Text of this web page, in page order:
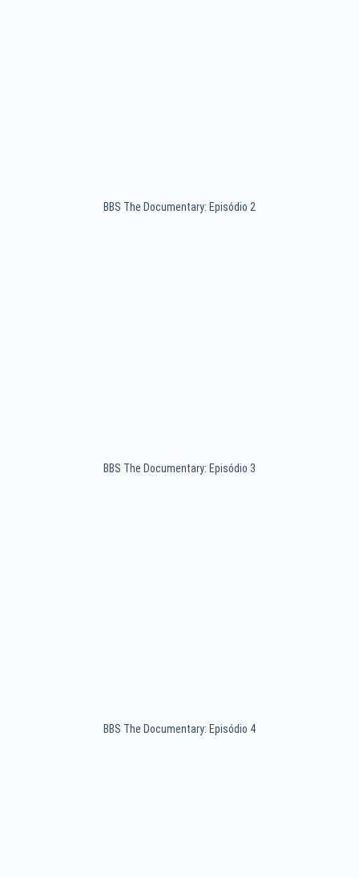
BBS The Documentary: Episódio 2
BBS The Documentary: Episódio 3
BBS The Documentary: Episódio 4